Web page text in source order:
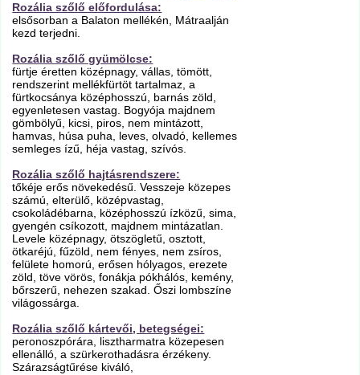
Rozália szőlő előfordulása:
elsősorban a Balaton mellékén, Mátraalján
kezd terjedni.
Rozália szőlő gyümölcse:
fürtje éretten középnagy, vállas, tömött,
rendszerint mellékfürtöt tartalmaz, a
fürtkocsánya középhosszú, barnás zöld,
egyenletesen vastag. Bogyója majdnem
gömbölyű, kicsi, piros, nem mintázott,
hamvas, húsa puha, leves, olvadó, kellemes
semleges ízű, héja vastag, szívós.
Rozália szőlő hajtásrendszere:
tőkéje erős növekedésű. Vesszeje közepes
számú, elterülő, középvastag,
csokoládébarna, középhosszú ízközű, sima,
gyengén csíkozott, majdnem mintázatlan.
Levele középnagy, ötszögletű, osztott,
ötkaréjú, fűzöld, nem fényes, nem zsíros,
felülete homorú, erősen hólyagos, erezete
zöld, töve vörös, fonákja pókhálós, kemény,
bőrszerű, nehezen szakad. Őszi lombszíne
világossárga.
Rozália szőlő kártevői, betegségei:
peronoszpórára, lisztharmatra közepesen
ellenálló, a szürkerothadásra érzékeny.
Szárazságtűrése kiváló,